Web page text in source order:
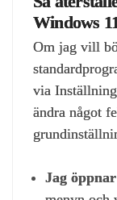
Windows
Om jag vill
via
ändra något
Jag